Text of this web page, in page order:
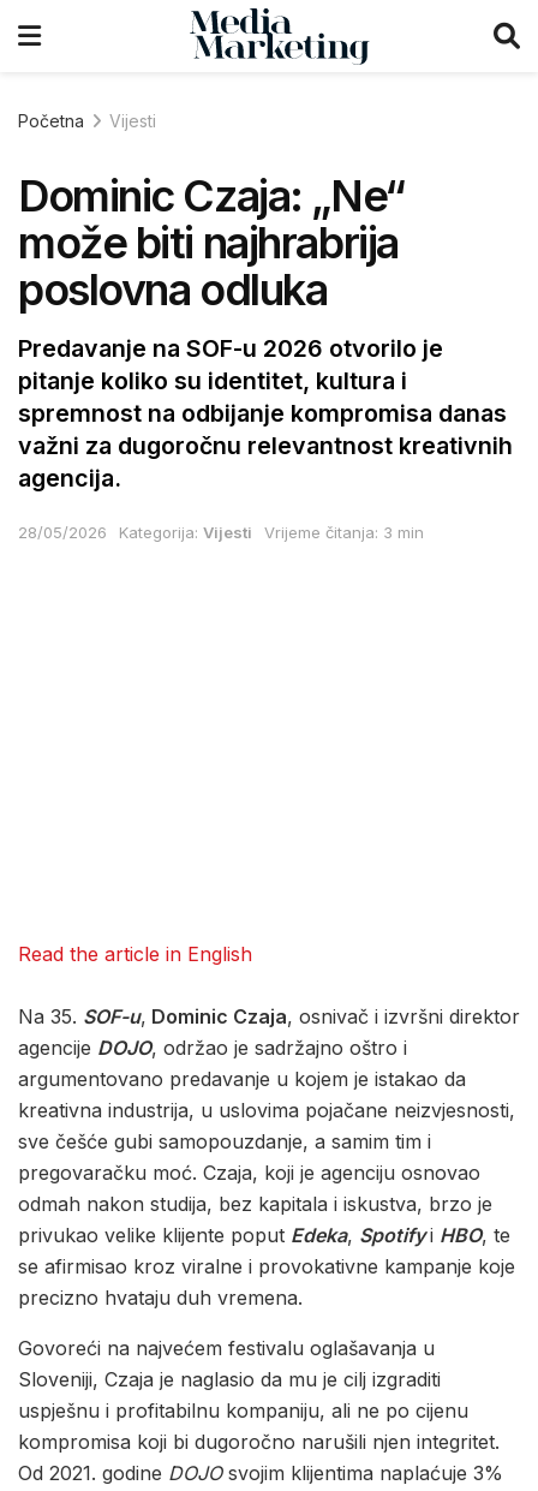
Početna Vijesti
Dominic Czaja: „Ne“
može biti najhrabrija
poslovna odluka
Predavanje na SOF-u 2026 otvorilo je
pitanje koliko su identitet, kultura i
spremnost na odbijanje kompromisa danas
važni za dugoročnu relevantnost kreativnih
agencija.
28/05/2026 Kategorija: Vijesti Vrijeme čitanja: 3 min
Read the article in English
Na 35. SOF-u, Dominic Czaja, osnivač i izvršni direktor
agencije DOJO, održao je sadržajno oštro i
argumentovano predavanje u kojem je istakao da
kreativna industrija, u uslovima pojačane neizvjesnosti,
sve češće gubi samopouzdanje, a samim tim i
pregovaračku moć. Czaja, koji je agenciju osnovao
odmah nakon studija, bez kapitala i iskustva, brzo je
privukao velike klijente poput Edeka, Spotifyi HBO, te
se afirmisao kroz viralne i provokativne kampanje koje
precizno hvataju duh vremena.
Govoreći na najvećem festivalu oglašavanja u
Sloveniji, Czaja je naglasio da mu je cilj izgraditi
uspješnu i profitabilnu kompaniju, ali ne po cijenu
kompromisa koji bi dugoročno narušili njen integritet.
Od 2021. godine DOJO svojim klijentima naplaćuje 3%